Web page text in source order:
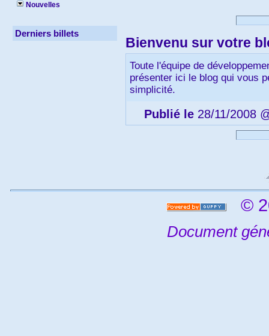
Nouvelles
Derniers billets
Bienvenu sur votre
Toute l'équipe de
présenter ici le blog qui vous
simplicité.
Publié le 28/11/2008
©
Document